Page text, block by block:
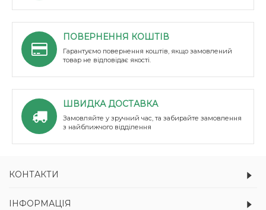
ПОВЕРНЕННЯ КОШТІВ
Гарантуємо повернення коштів, якщо замовлений
товар не відповідає якості.
ШВИДКА ДОСТАВКА
Замовляйте у зручний час, та забирайте замовлення
з найближчого відділення
КОНТАКТИ
ІНФОРМАЦІЯ